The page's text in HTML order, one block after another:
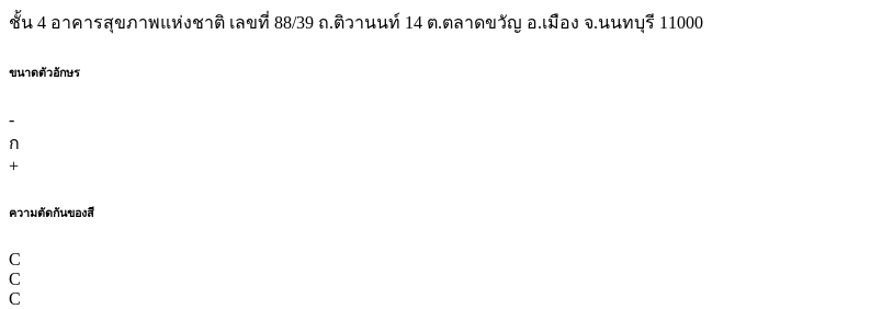
ชั้น 4 อาคารสุขภาพแห่งชาติ เลขที่ 88/39 ถ.ติวานนท์ 14 ต.ตลาดขวัญ อ.เมือง จ.นนทบุรี 11000
ขนาดตัวอักษร
-
ก
+
ความตัดกันของสี
C
C
C